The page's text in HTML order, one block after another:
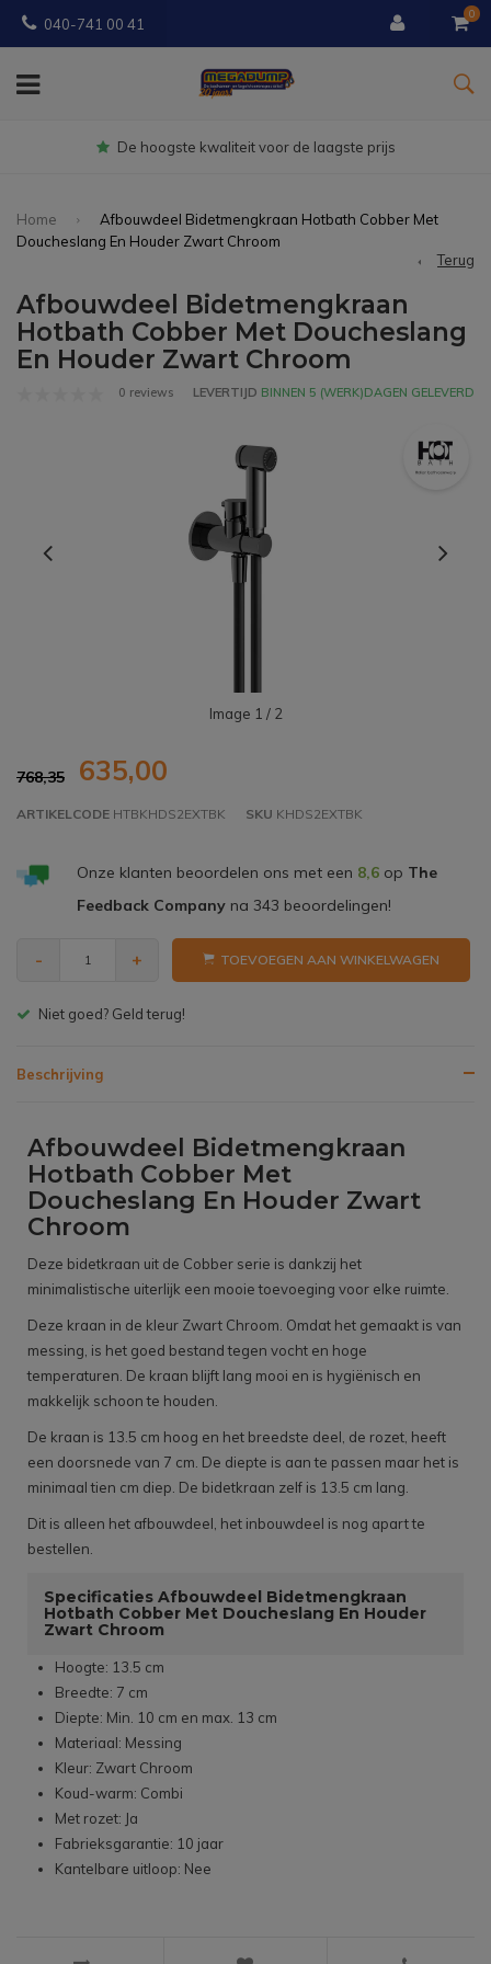
040-741 00 41
0
Gratisbezorgd vanaf € 150
Home
Afbouwdeel Bidetmengkraan Hotbath Cobber Met
Doucheslang En Houder Zwart Chroom
Terug
Afbouwdeel Bidetmengkraan
Hotbath Cobber Met Doucheslang
En Houder Zwart Chroom
0 reviews LEVERTIJD BINNEN 5 (WERK)DAGEN GELEVERD
Image 1 / 2
768,35 635,00
ARTIKELCODE HTBKHDS2EXTBK SKU KHDS2EXTBK
Onze klanten beoordelen ons met een 8,6op The
Feedback Companyna 343 beoordelingen!
- + TOEVOEGEN AAN WINKELWAGEN
Gratis bezorgen v.a. € 150,- (NL)
Beschrijving
Afbouwdeel Bidetmengkraan
Hotbath Cobber Met
Doucheslang En Houder Zwart
Chroom
Deze bidetkraan uit de Cobber serie is dankzij het
minimalistische uiterlijk een mooie toevoeging voor elke ruimte.
Deze kraan in de kleur Zwart Chroom. Omdat het gemaakt is van
messing, is het goed bestand tegen vocht en hoge
temperaturen. De kraan blijft lang mooi en is hygiënisch en
makkelijk schoon te houden.
De kraan is 13.5 cm hoog en het breedste deel, de rozet, heeft
een doorsnede van 7 cm. De diepte is aan te passen maar het is
minimaal tien cm diep. De bidetkraan zelf is 13.5 cm lang.
Dit is alleen het afbouwdeel, het inbouwdeel is nog apart te
bestellen.
Specificaties Afbouwdeel Bidetmengkraan
Hotbath Cobber Met Doucheslang En Houder
Zwart Chroom
Hoogte: 13.5 cm
Breedte: 7 cm
Diepte: Min. 10 cm en max. 13 cm
Materiaal: Messing
Kleur: Zwart Chroom
Koud-warm: Combi
Met rozet: Ja
Fabrieksgarantie: 10 jaar
Kantelbare uitloop: Nee